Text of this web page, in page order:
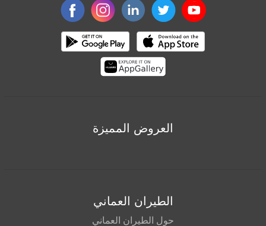
العروض المميزة
الطيران العماني
حول الطيران العماني